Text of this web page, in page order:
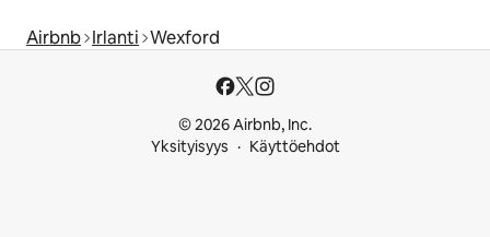
Airbnb Irlanti Wexford
© 2026 Airbnb, Inc.
Yksityisyys
Käyttöehdot